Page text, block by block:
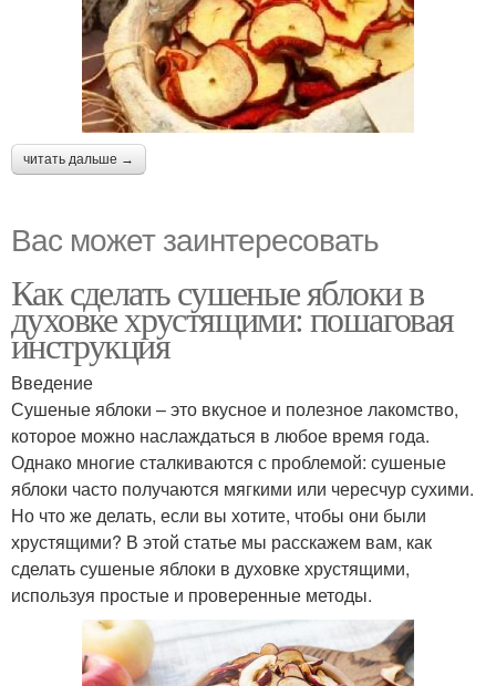
читать дальше →
Вас может заинтересовать
Как сделать сушеные яблоки в
духовке хрустящими: пошаговая
инструкция
Введение
Сушеные яблоки – это вкусное и полезное лакомство,
которое можно наслаждаться в любое время года.
Однако многие сталкиваются с проблемой: сушеные
яблоки часто получаются мягкими или чересчур сухими.
Но что же делать, если вы хотите, чтобы они были
хрустящими? В этой статье мы расскажем вам, как
сделать сушеные яблоки в духовке хрустящими,
используя простые и проверенные методы.